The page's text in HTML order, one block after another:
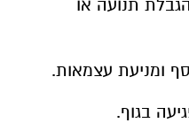
תנועה או
ומניעת עצמאות.
בגוף.